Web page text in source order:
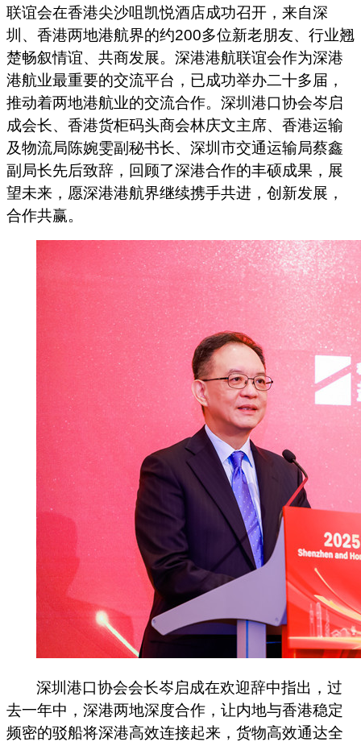
联谊会在香港尖沙咀凯悦酒店成功召开，来自深
圳、香港两地港航界的约200多位新老朋友、行业翘
楚畅叙情谊、共商发展。深港港航联谊会作为深港
港航业最重要的交流平台，已成功举办二十多届，
推动着两地港航业的交流合作。深圳港口协会岑启
成会长、香港货柜码头商会林庆文主席、香港运输
及物流局陈婉雯副秘书长、深圳市交通运输局蔡鑫
副局长先后致辞，回顾了深港合作的丰硕成果，展
望未来，愿深港港航界继续携手共进，创新发展，
合作共赢。
深圳港口协会会长岑启成在欢迎辞中指出，过
去一年中，深港两地深度合作，让内地与香港稳定
频密的驳船将深港高效连接起来，货物高效通达全